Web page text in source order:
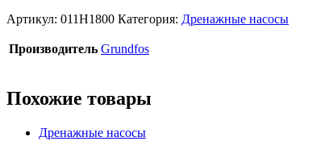
Артикул: 011H1800 Категория: Дренажные насосы
Производитель Grundfos
Похожие товары
Дренажные насосы